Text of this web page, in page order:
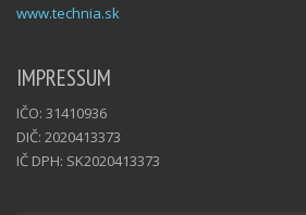
www.technia.sk
IMPRESSUM
IČO: 31410936
DIČ: 2020413373
IČ DPH: SK2020413373